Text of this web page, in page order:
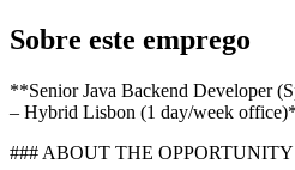
Sobre este emprego
**Senior Java Backend Developer
– Hybrid Lisbon (1 day/week
### ABOUT THE OPPORTUNITY